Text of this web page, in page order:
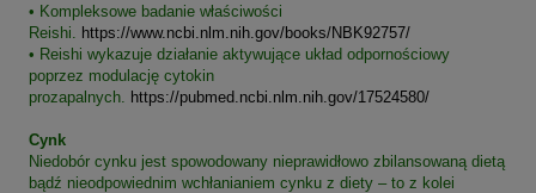
• Kompleksowe badanie właściwości
Reishi.
https://www.ncbi.nlm.nih.gov/books/NBK92757/
• Reishi wykazuje działanie aktywujące układ odpornościowy
poprzez modulację cytokin
prozapalnych.
https://pubmed.ncbi.nlm.nih.gov/17524580/
Cynk
Niedobór cynku jest spowodowany nieprawidłowo zbilansowaną dietą
bądź nieodpowiednim wchłanianiem cynku z diety – to z kolei